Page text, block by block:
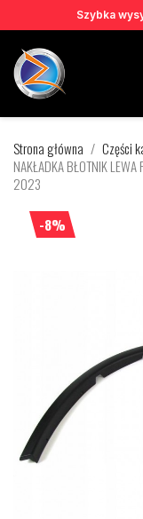
Szybka
Strona główna Części
NAKŁADKA BŁOTNIK
2023
-8%